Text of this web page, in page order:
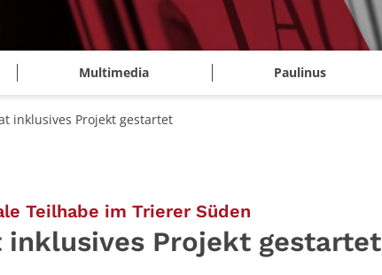
Multimedia Paulinus
inklusives Projekt gestartet
Teilhabe im Trierer Süden
Projekt gestartet